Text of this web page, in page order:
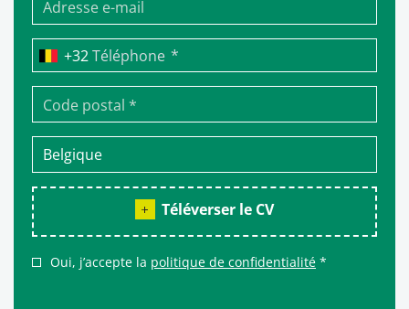
Téléphone *
Téléverser le CV
Oui, j’accepte la politique de confidentialité *